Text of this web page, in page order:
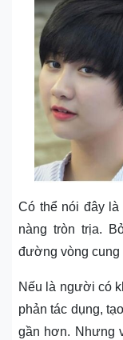
Có thể nói đây
nàng tròn trịa.
đường vòng cung
Nếu là người có
phản tác dụng,
gần hơn. Nhưng